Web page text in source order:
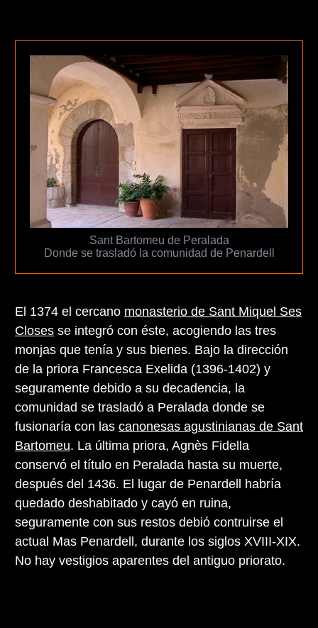
El 1374 el cercano monasterio de Sant Miquel Ses
Closes se integró con éste, acogiendo las tres
monjas que tenía y sus bienes. Bajo la dirección
de la priora Francesca Exelida (1396-1402) y
seguramente debido a su decadencia, la
comunidad se trasladó a Peralada donde se
fusionaría con las canonesas agustinianas de Sant
Bartomeu. La última priora, Agnès Fidella
conservó el título en Peralada hasta su muerte,
después del 1436. El lugar de Penardell habría
quedado deshabitado y cayó en ruina,
seguramente con sus restos debió contruirse el
actual Mas Penardell, durante los siglos XVIII-XIX.
No hay vestigios aparentes del antiguo priorato.
Sant Bartomeu de Peralada
Donde se trasladó la comunidad de Penardell